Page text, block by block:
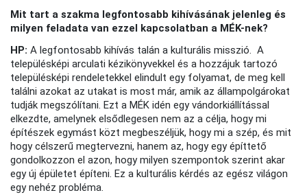
Mit tart a szakma legfontosabb kihívásának jelenleg és
milyen feladata van ezzel kapcsolatban a MÉK-nek?
HP: A legfontosabb kihívás talán a kulturális misszió. A
településképi arculati kézikönyvekkel és a hozzájuk tartozó
településképi rendeletekkel elindult egy folyamat, de meg kell
találni azokat az utakat is most már, amik az állampolgárokat
tudják megszólítani. Ezt a MÉK idén egy vándorkiállítással
elkezdte, amelynek elsődlegesen nem az a célja, hogy mi
építészek egymást közt megbeszéljük, hogy mi a szép, és mit
hogy célszerű megtervezni, hanem az, hogy egy építtető
gondolkozzon el azon, hogy milyen szempontok szerint akar
egy új épületet építeni. Ez a kulturális kérdés az egész világon
egy nehéz probléma.